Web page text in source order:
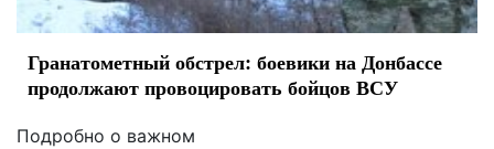
Гранатометный обстрел: боевики на Донбассе
продолжают провоцировать бойцов ВСУ
Подробно о важном